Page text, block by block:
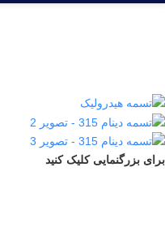
برای بزرگنمایی کلیک کنید